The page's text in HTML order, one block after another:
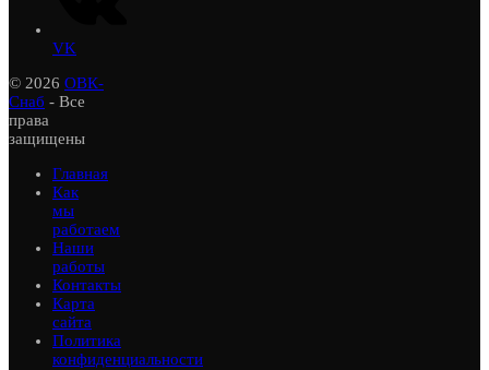
VK
© 2026 ОВК-
Снаб - Все
права
защищены
Главная
Как
мы
работаем
Наши
работы
Контакты
Карта
сайта
Политика
конфиденциальности